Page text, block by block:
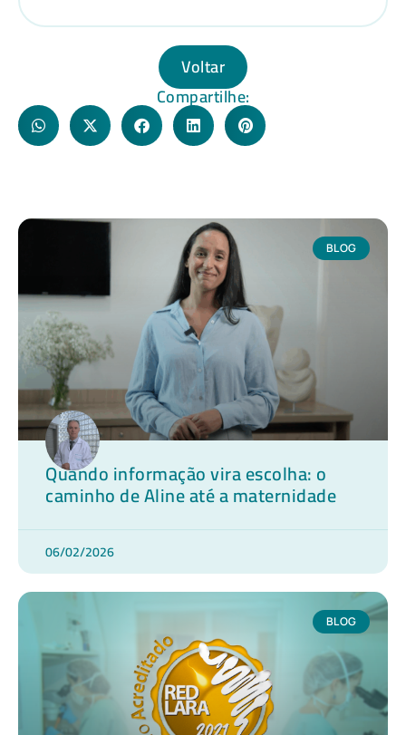
Voltar
Compartilhe:
BLOG
Quando informação vira escolha: o
caminho de Aline até a maternidade
06/02/2026
BLOG